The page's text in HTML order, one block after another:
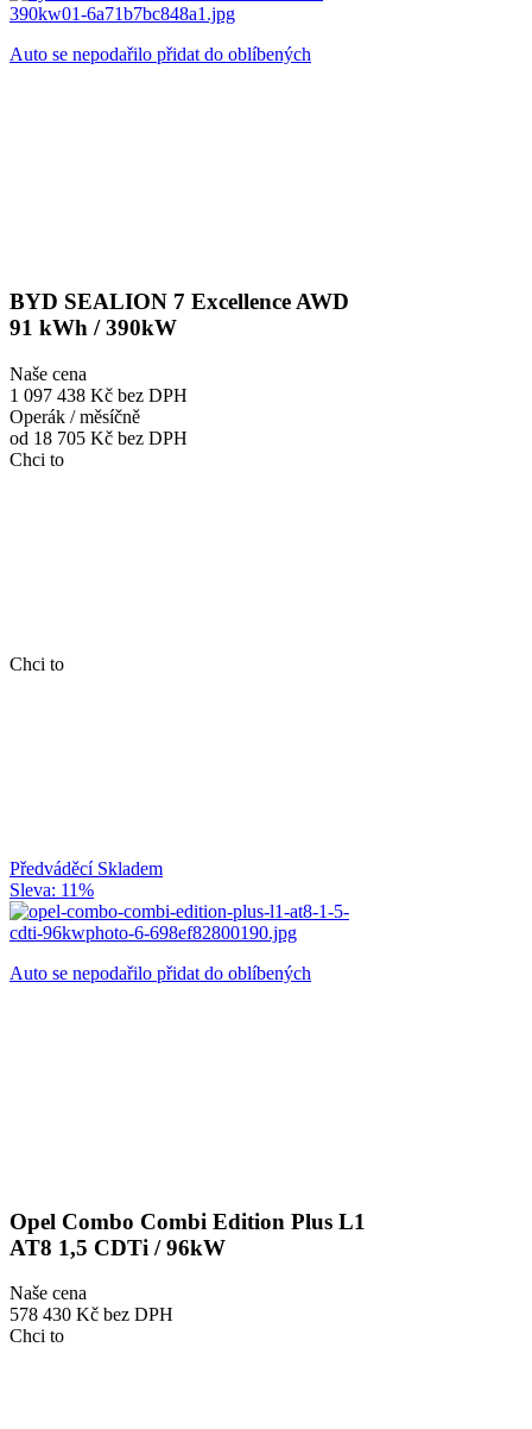
Auto se nepodařilo přidat do oblíbených
BYD SEALION 7 Excellence AWD
91 kWh / 390kW
Naše cena
1 097 438 Kč bez DPH
Operák / měsíčně
od 18 705 Kč bez DPH
Chci to
Chci to
Předváděcí Skladem
Sleva: 11%
Auto se nepodařilo přidat do oblíbených
Opel Combo Combi Edition Plus L1
AT8 1,5 CDTi / 96kW
Naše cena
578 430 Kč bez DPH
Chci to